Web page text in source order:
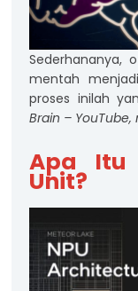
Sederhananya,
mentah
proses inilah
Brain – YouTube,
Apa Itu
Unit?